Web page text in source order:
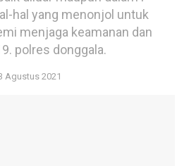
hal yang menonjol untuk
menjaga keamanan dan
polres donggala.
Agustus 2021